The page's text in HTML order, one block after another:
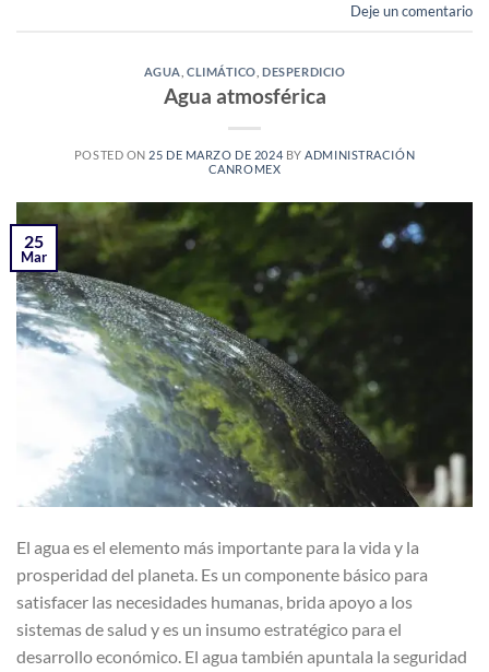
Deje un comentario
AGUA ,CLIMÁTICO ,DESPERDICIO
Agua atmosférica
POSTED ON 25 DE MARZO DE 2024 BYADMINISTRACIÓN
CANROMEX
25
Mar
El agua es el elemento más importante para la vida y la
prosperidad del planeta. Es un componente básico para
satisfacer las necesidades humanas, brida apoyo a los
sistemas de salud y es un insumo estratégico para el
desarrollo económico. El agua también apuntala la seguridad